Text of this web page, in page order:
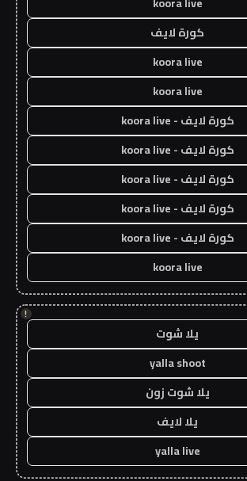
كورة لايف
koora live
koora live
كورة لايف - koora live
كورة لايف - koora live
كورة لايف - koora live
كورة لايف - koora live
كورة لايف - koora live
koora live
!
يلا شوت
yalla shoot
يلا شوت زون
يلا لايف
yalla live